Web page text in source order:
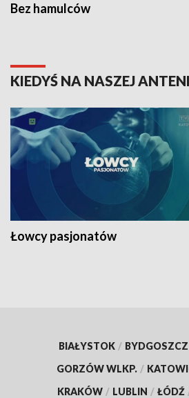
Bez hamulców
KIEDYŚ NA NASZEJ
Łowcy pasjonatów
BIAŁYSTOK / BYDGOSZCZ
GORZÓW WLKP. /
KRAKÓW / LUBLIN / ŁÓDŹ